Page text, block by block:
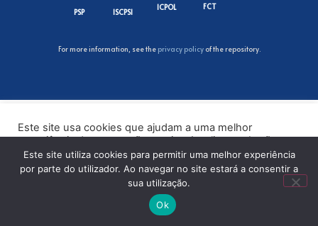
PSP ISCPSI
ICPOL FCT
For more information, see the privacy policyof the repository.
Este site usa cookies que ajudam a uma melhor
experiência de navegação no site. Ao clicar no botão
“Aceitar” ou continuar a visualizar o nosso site, você
concorda com o uso de cookies no nosso site.
Este site utiliza cookies para permitir uma melhor experiência
por parte do utilizador. Ao navegar no site estará a consentir a
sua utilização.
Ok